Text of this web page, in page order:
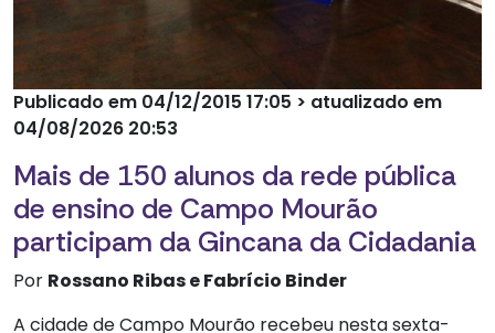
Publicado em 04/12/2015 17:05 > atualizado em
04/08/2026 20:53
Mais de 150 alunos da rede pública
de ensino de Campo Mourão
participam da Gincana da Cidadania
Por Rossano Ribas e Fabrício Binder
A cidade de Campo Mourão recebeu nesta sexta-